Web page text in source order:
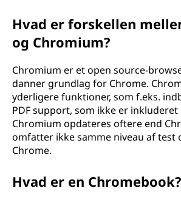
Hvad er forskellen
og Chromium?
Chromium er et open source-
danner grundlag for Chrome.
yderligere funktioner, som f.eks.
PDF support, som ikke er
Chromium opdateres oftere end
omfatter ikke samme niveau af test
Chrome.
Hvad er en Chromebook?